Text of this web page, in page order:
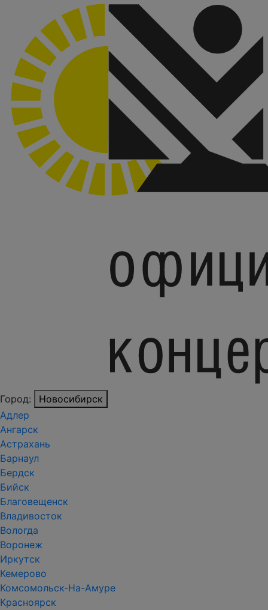
Город:
Новосибирск
Адлер
Ангарск
Астрахань
Барнаул
Бердск
Бийск
Благовещенск
Владивосток
Вологда
Воронеж
Иркутск
Кемерово
Комсомольск-На-Амуре
Красноярск